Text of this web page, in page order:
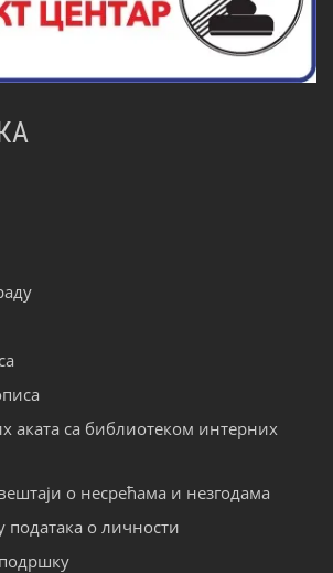
аката са библиотеком интерних
о несрећама и незгодама
података о личности